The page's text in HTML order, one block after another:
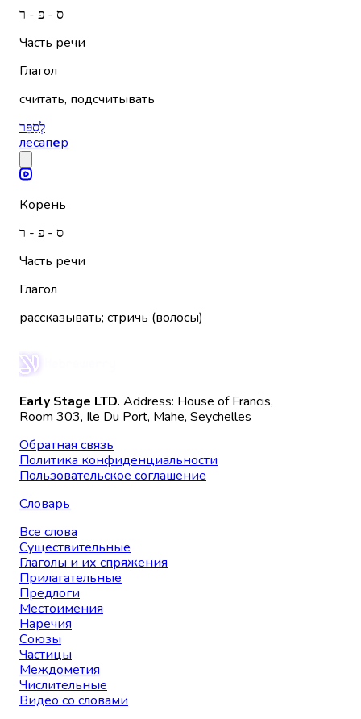
ס - פ - ר
Часть речи
Глагол
считать, подсчитывать
לְסַפֵּר
лесапер
Корень
ס - פ - ר
Часть речи
Глагол
рассказывать; стричь (волосы)
Early Stage LTD. Address: House of Francis,
Room 303, Ile Du Port, Mahe, Seychelles
Обратная связь
Политика конфиденциальности
Пользовательское соглашение
Словарь
Все слова
Существительные
Глаголы и их спряжения
Прилагательные
Предлоги
Местоимения
Наречия
Союзы
Частицы
Междометия
Числительные
Видео со словами